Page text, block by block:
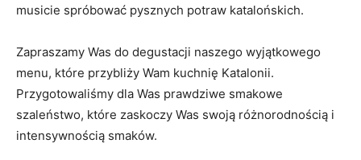
musicie spróbować pysznych potraw katalońskich.
Zapraszamy Was do degustacji naszego wyjątkowego
menu, które przybliży Wam kuchnię Katalonii.
Przygotowaliśmy dla Was prawdziwe smakowe
szaleństwo, które zaskoczy Was swoją różnorodnością i
intensywnością smaków.